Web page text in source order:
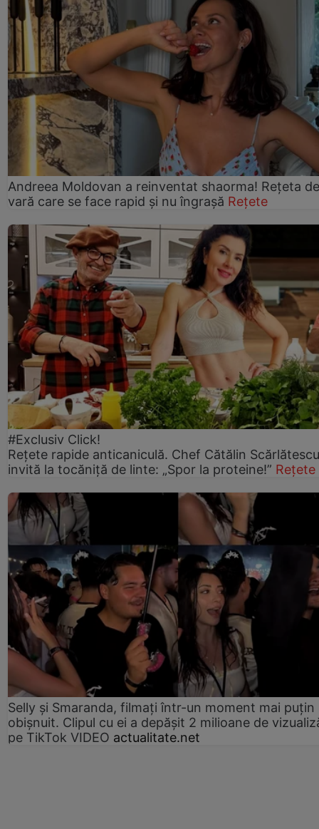
Andreea Moldovan a reinventat shaorma! Rețeta de
vară care se face rapid și nu îngrașă Rețete
#Exclusiv Click!
Rețete rapide anticaniculă. Chef Cătălin
invită la tocăniță de linte: „Spor la proteine!” Rețete
Selly și Smaranda, filmați într-un moment mai puțin
obișnuit. Clipul cu ei a depășit 2 milioane de
pe TikTok VIDEO actualitate.net